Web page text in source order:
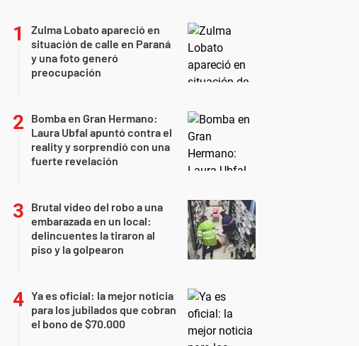
Zulma Lobato apareció en
situación de calle en Paraná
y una foto generó
preocupación
Bomba en Gran Hermano:
Laura Ubfal apuntó contra el
reality y sorprendió con una
fuerte revelación
Brutal video del robo a una
embarazada en un local:
delincuentes la tiraron al
piso y la golpearon
Ya es oficial: la mejor noticia
para los jubilados que cobran
el bono de $70.000